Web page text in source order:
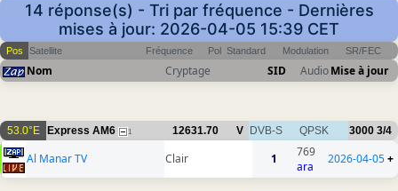
14 réponse(s) - Tri par fréquence - Dernières
mises à jour: 2026-04-05 15:39 CET
Pos Satellite Fréquence Pol Standard Modulation SR/FEC
Nom Cryptage SID AudioMise à jour
53.0°E Express AM6 1 12631.70 V DVB-S QPSK 3000 3/4
Al Manar TV Clair 1
769
ara
2026-04-05+